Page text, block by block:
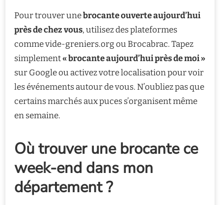
Pour trouver unebrocante ouverte aujourd’hui
près de chez vous, utilisez des plateformes
comme vide-greniers.org ou Brocabrac. Tapez
simplement« brocante aujourd’hui près de moi »
sur Google ou activez votre localisation pour voir
les événements autour de vous. N’oubliez pas que
certains marchés aux puces s’organisent même
en semaine.
Où trouver une brocante ce
week-end dans mon
département ?